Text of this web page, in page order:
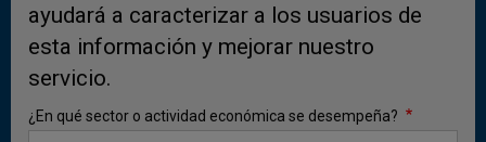
principalmente a un menor déficit de la balanza
comercial de bienes y al aumento de los ingresos
netos por transferencias, al cambio de signo de la
superávit y a la disminución de los egresos netos de la
ayudará a caracterizar a los usuarios de
esta información y mejorar nuestro
servicio.
¿En qué sector o actividad económica se desempeña?